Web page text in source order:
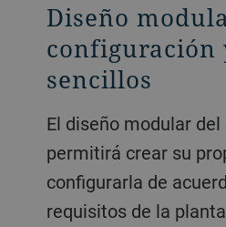
Diseño
configuración
sencillos
El diseño modular
permitirá crear su
configurarla de
requisitos de la